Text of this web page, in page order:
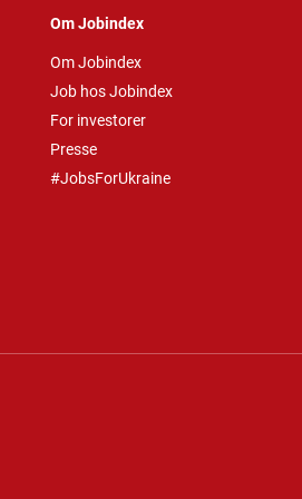
Om Jobindex
Om Jobindex
Job hos Jobindex
For investorer
Presse
#JobsForUkraine